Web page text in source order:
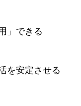
」できる
を安定させる